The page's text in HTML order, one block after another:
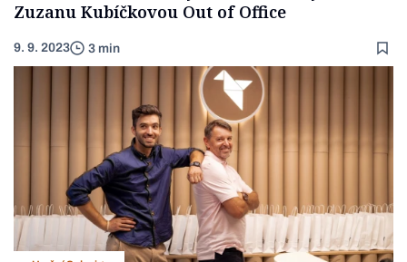
Zuzanu Kubíčkovou Out of Office
9. 9. 2023 3 min